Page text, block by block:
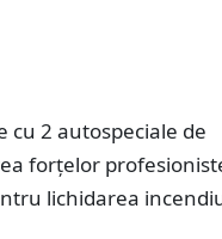
2 autospeciale de
forțelor
lichidarea